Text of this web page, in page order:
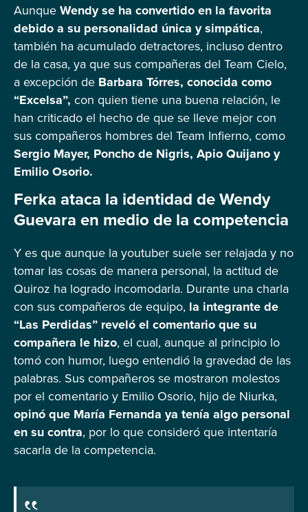
AunqueWendy se ha convertido en la favorita
debido a su personalidad única y simpática,
también ha acumulado detractores, incluso dentro
de la casa, ya que sus compañeras del Team Cielo,
a excepción de Barbara Tórres, conocida como
“Excelsa”, con quien tiene una buena relación, le
han criticado el hecho de que se lleve mejor con
sus compañeros hombres del Team Infierno, como
Sergio Mayer, Poncho de Nigris, Apio Quijano y
Emilio Osorio.
Ferka ataca la identidad de Wendy
Guevara en medio de la competencia
Y es que aunque la youtuber suele ser relajada y no
tomar las cosas de manera personal, la actitud de
Quiroz ha logrado incomodarla. Durante una charla
con sus compañeros de equipo, la integrante de
“Las Perdidas” reveló el comentario que su
compañera le hizo, el cual, aunque al principio lo
tomó con humor, luego entendió la gravedad de las
palabras. Sus compañeros se mostraron molestos
por el comentario y Emilio Osorio, hijo de Niurka,
opinó que María Fernanda ya tenía algo personal
en su contra, por lo que consideró que intentaría
sacarla de la competencia.